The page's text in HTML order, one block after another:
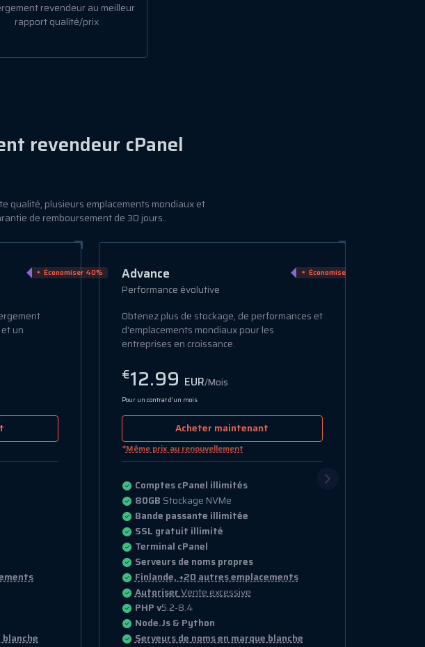
revendeur au meilleur
rapport qualité/prix
revendeur cPanel
qualité, plusieurs emplacements mondiaux et
de remboursement de 30 jours..
Économiser 15%
et
blanche
Pro
Hébergement haute performance
Économiser 45%
Hébergement revendeur premium avec des
ressources dédiées, sécurité et support 24/7.
23.99
Pour un contrat d’un mois
Acheter maintenant
Même prix au renouvellement
120GBStockage NVMe
Bande passante illimitée
SSL gratuit illimité
Terminal cPanel
Serveurs de noms propres
Finlande, +20 autres emplacements
AutoriserVente excessive
PHP v5.2-8.4
Node.Js & Python
Serveurs de noms en marque blanche